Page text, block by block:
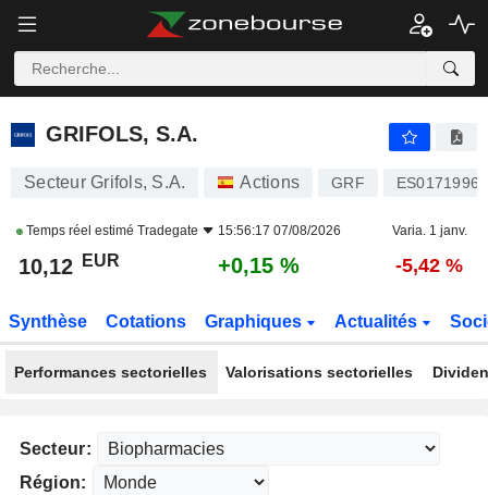
GRIFOLS, S.A.
GRIFOLS, S.A.
Secteur Grifols, S.A. Actions GRF
Temps réel estimé Tradegate 15:56:17 07/08/2026 Varia. 1 janv.
10,12 EUR +0,15 % -5,42 %
Synthèse Cotations Graphiques Actualités
Performances sectorielles Valorisations sectorielles
Secteur:
Région: